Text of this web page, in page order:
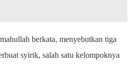
berkata, menyebutkan tiga
syirik, salah satu kelompoknya